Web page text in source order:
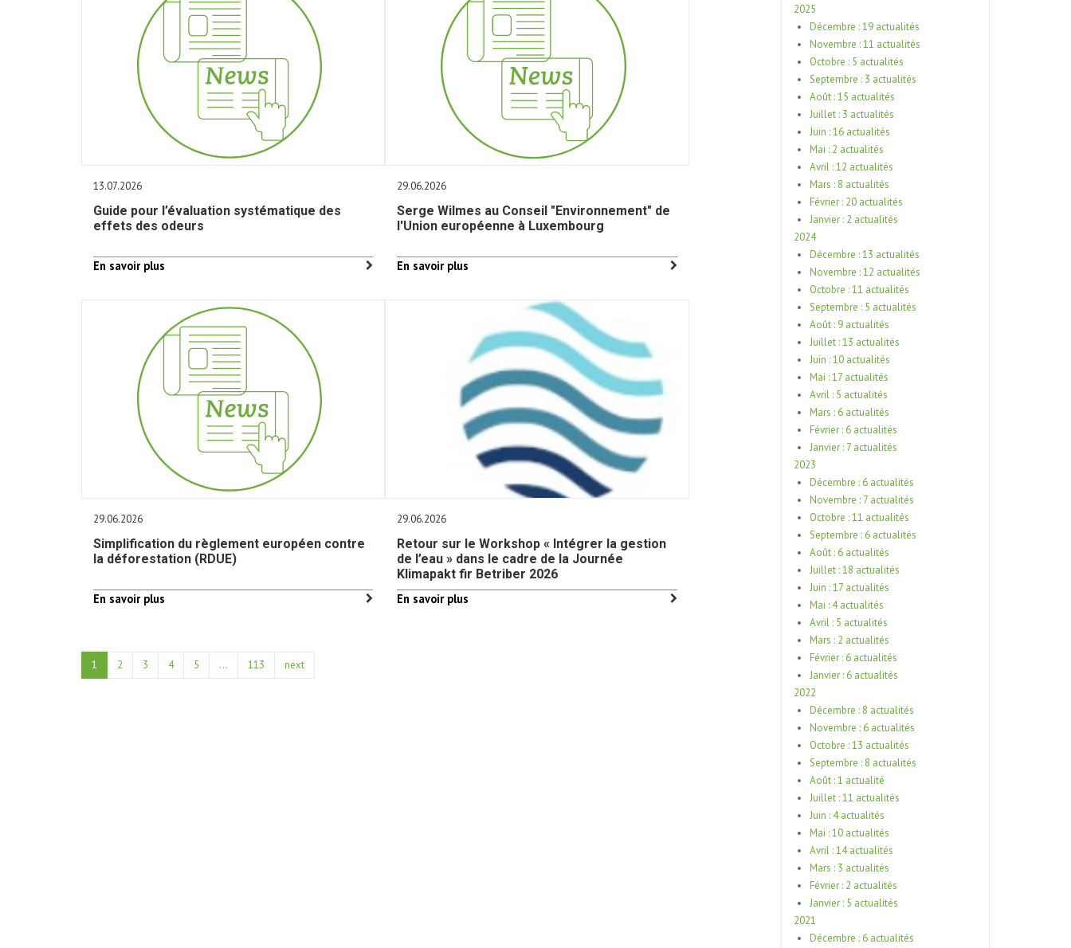
13.07.2026
Guide pour l’évaluation systématique des
effets des odeurs
En savoir plus
29.06.2026
Serge Wilmes au Conseil "Environnement" de
l'Union européenne à Luxembourg
En savoir plus
29.06.2026
Simplification du règlement européen contre
la déforestation (RDUE)
En savoir plus
29.06.2026
Retour sur le Workshop « Intégrer la gestion
de l’eau » dans le cadre de la Journée
Klimapakt fir Betriber 2026
En savoir plus
1 2 3 4 5 … 113 next
2025
Décembre : 19 actualités
Novembre : 11 actualités
Octobre : 5 actualités
Septembre : 3 actualités
Août : 15 actualités
Juillet : 3 actualités
Juin : 16 actualités
Mai : 2 actualités
Avril : 12 actualités
Mars : 8 actualités
Février : 20 actualités
Janvier : 2 actualités
2024
Décembre : 13 actualités
Novembre : 12 actualités
Octobre : 11 actualités
Septembre : 5 actualités
Août : 9 actualités
Juillet : 13 actualités
Juin : 10 actualités
Mai : 17 actualités
Avril : 5 actualités
Mars : 6 actualités
Février : 6 actualités
Janvier : 7 actualités
2023
Décembre : 6 actualités
Novembre : 7 actualités
Octobre : 11 actualités
Septembre : 6 actualités
Août : 6 actualités
Juillet : 18 actualités
Juin : 17 actualités
Mai : 4 actualités
Avril : 5 actualités
Mars : 2 actualités
Février : 6 actualités
Janvier : 6 actualités
2022
Décembre : 8 actualités
Novembre : 6 actualités
Octobre : 13 actualités
Septembre : 8 actualités
Août : 1 actualité
Juillet : 11 actualités
Juin : 4 actualités
Mai : 10 actualités
Avril : 14 actualités
Mars : 3 actualités
Février : 2 actualités
Janvier : 5 actualités
2021
Décembre : 6 actualités